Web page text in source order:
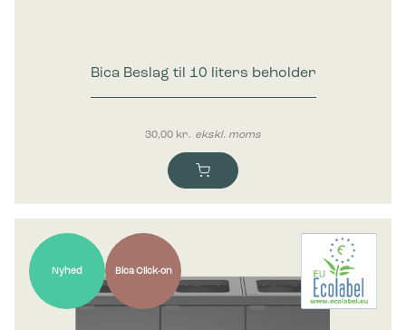
Bica Beslag til 10 liters beholder
30,00kr. ekskl. moms